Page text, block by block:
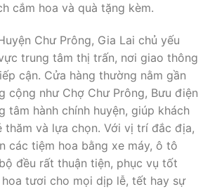
cắm hoa và quà tặng kèm.
Chư Prông, Gia Lai chủ yếu
trung tâm thị trấn, nơi giao thông
cận. Cửa hàng thường nằm gần
cộng như Chợ Chư Prông, Bưu điện
tâm hành chính huyện, giúp khách
thăm và lựa chọn. Với vị trí đắc địa,
các tiệm hoa bằng xe máy, ô tô
đều rất thuận tiện, phục vụ tốt
hoa tươi cho mọi dịp lễ, tết hay sự